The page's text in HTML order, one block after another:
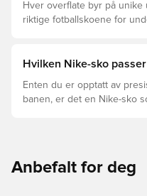
Hver overflate byr på
riktige fotballskoene for
fotballsko som er det beste
Hvilken Nike-sko
Enten du er opptatt av
banen, er det en Nike-sko
Anbefalt for deg